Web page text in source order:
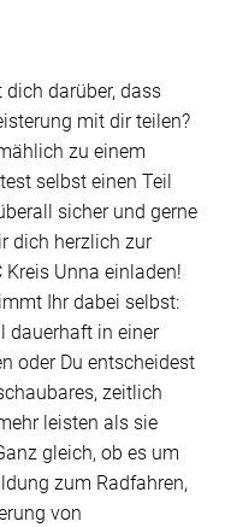
dich darüber, dass
mit dir teilen?
zu einem
selbst einen Teil
sicher und gerne
dich herzlich zur
Unna einladen!
Ihr dabei selbst:
dauerhaft in einer
oder Du entscheidest
zeitlich
leisten als sie
gleich, ob es um
zum Radfahren,
von